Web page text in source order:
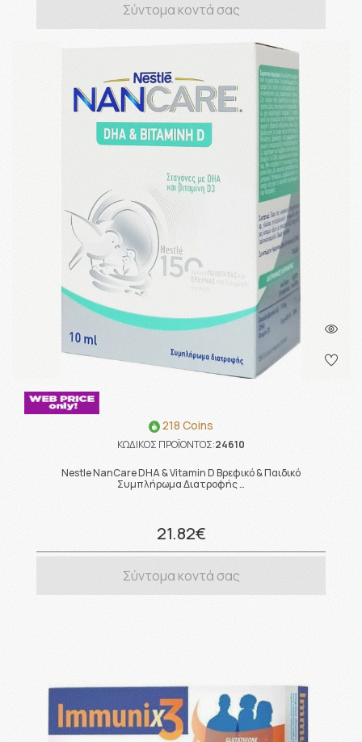
Σύντομα κοντά σας
218 Coins
ΚΩΔΙΚΟΣ ΠΡΟΪΟΝΤΟΣ:24610
Nestle NanCare DHA & Vitamin D Βρεφικό & Παιδικό
Συμπλήρωμα Διατροφής …
21.82€
Σύντομα κοντά σας